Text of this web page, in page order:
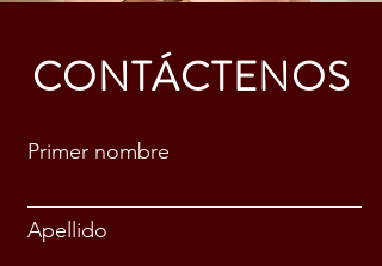
CONTÁCTENOS
Primer nombre
Apellido